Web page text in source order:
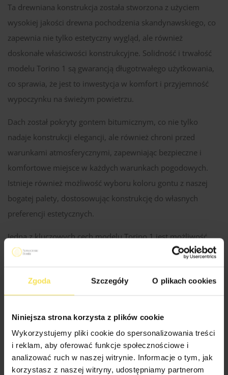
Zgoda Szczegóły O plikach cookies
Niniejsza strona korzysta z plików cookie
Wykorzystujemy pliki cookie do spersonalizowania treści
i reklam, aby oferować funkcje społecznościowe i
analizować ruch w naszej witrynie. Informacje o tym, jak
korzystasz z naszej witryny, udostępniamy partnerom
Ta drewniana konstrukcja została stworzona z użyciem
wysokiej jakości drewna pochodzenia skandynawskiego, co
zapewnia nie tylko estetyczny wygląd, ale również
doskonałe właściwości konstrukcyjne. Solidność i trwałość
modelu Torino 1 są gwarancją długotrwałego użytkowania,
co sprawia, że jest to inwestycja w komfort i przyjemność
wypoczynku na świeżym powietrzu.
Dach został pokryty gontem bitumicznym, co nie tylko
nadaje konstrukcji elegancji, ale również chroni przed
warunkami atmosferycznymi, zapewniając bezpieczne i
komfortowe miejsce w każdych warunkach pogodowych.
Istnieje również możliwość wyboru koloru gontu z naszej
bogatej palety, dostosowując konstrukcję do własnych
preferencji estetycznych.
Jedną z kluczowych cech modelu Torino 1 jest możliwość
personalizacji. Klienci mają opcję pomalowania całej
do istniejącego otoczenia czy architektury ogrodu. To
doskonałe rozwiązanie dla tych, którzy pragną stworzyć
spójną przestrzeń w harmonii z naturą.
Dodatkowo, istnieje opcja wyboru dodatkowego
wyposażenia, aby konstrukcja spełniała wszelkie
indywidualne potrzeby. Możliwość doboru dodatkowych